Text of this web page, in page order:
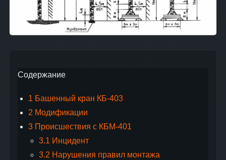
Содержание
1 Башенный кран КБ-403
2 Модификации
3Происшествия с КБМ-401
3.1 Инцидент
3.2 Нарушения правил монтажа